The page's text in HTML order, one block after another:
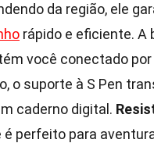
da região, ele
rápido e eficiente. A
você conectado
o suporte à S Pen
caderno digital.
é perfeito para